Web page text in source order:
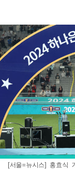
[서울=뉴시스] 홍효식